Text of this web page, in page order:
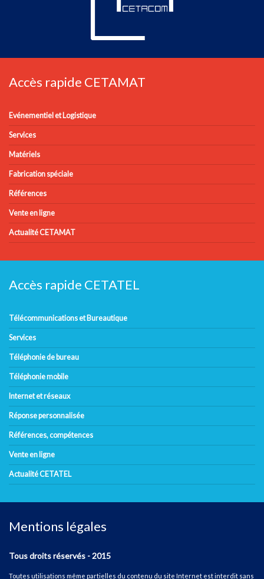
Accès rapide CETAMAT
Evénementiel et Logistique
Services
Matériels
Fabrication spéciale
Références
Vente en ligne
Actualité CETAMAT
Accès rapide CETATEL
Télécommunications et Bureautique
Services
Téléphonie de bureau
Téléphonie mobile
Internet et réseaux
Réponse personnalisée
Références, compétences
Vente en ligne
Actualité CETATEL
Mentions légales
Tous droits réservés - 2015
Toutes utilisations même partielles du contenu du site Internet est interdit sans